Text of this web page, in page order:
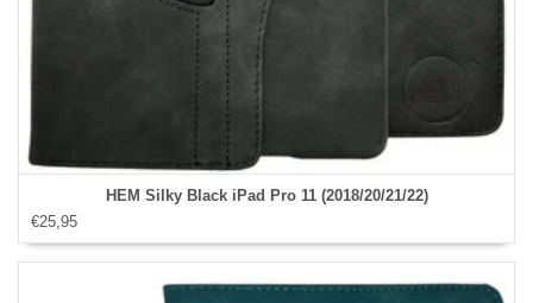
HEM Silky Black iPad Pro 11 (2018/20/21/22)
€25,95